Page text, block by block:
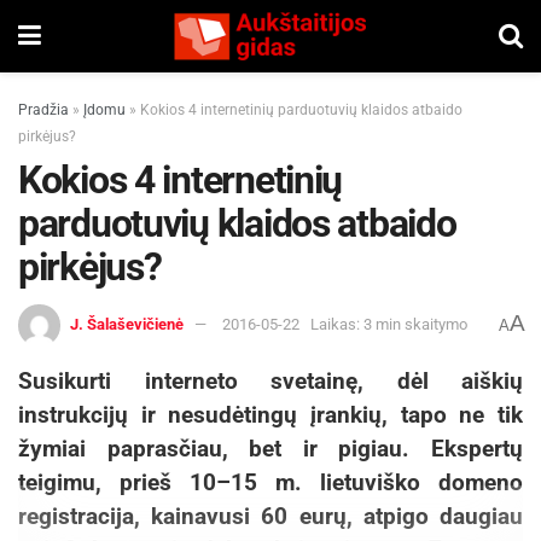
Pradžia » Įdomu » Kokios 4 internetinių parduotuvių klaidos atbaido
pirkėjus?
Kokios 4 internetinių
parduotuvių klaidos atbaido
pirkėjus?
J. Šalaševičienė 2016-05-22 Laikas: 3 min skaitymo AA
Susikurti interneto svetainę, dėl aiškių
instrukcijų ir nesudėtingų įrankių, tapo ne tik
žymiai paprasčiau, bet ir pigiau. Ekspertų
teigimu, prieš 10–15 m. lietuviško domeno
registracija, kainavusi 60 eurų, atpigo daugiau